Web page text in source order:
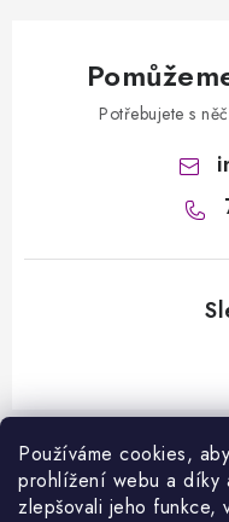
Používáme cookies,
prohlížení webu a díky
zlepšovali jeho funkce,
Potřebujete s
Z
Informace pro vás